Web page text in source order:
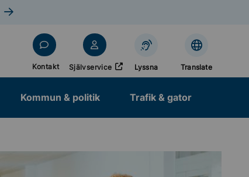
Kontakt Självservice
Öppnas i nytt fönster
Lyssna Translate
Kommun & politik Trafik & gator